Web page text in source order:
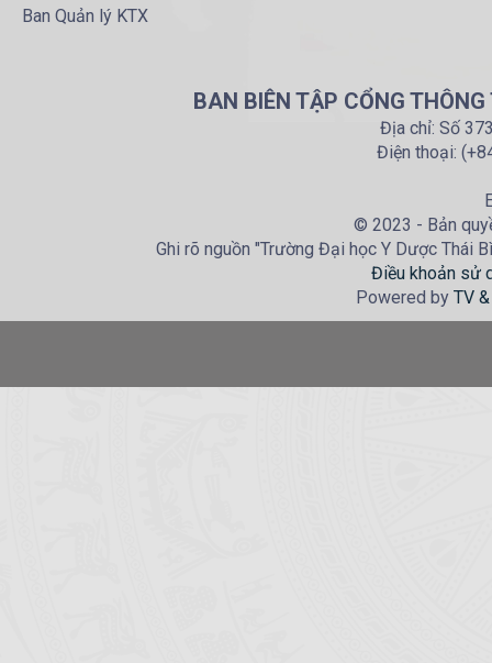
Ban Quản lý KTX
BAN BIÊN TẬP CỔNG
Địa chỉ: Số
Điện thoại:
© 2023 - Bản
Ghi rõ nguồn "Trường Đại học Y Dược Thái
Điều khoản sử
Powered by TV